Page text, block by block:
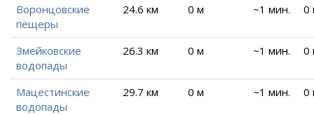
Воронцовские
пещеры
24.6 км 0 м ~1 мин. 0
Змейковские
водопады
26.3 км 0 м ~1 мин. 0
Мацестинские
водопады
29.7 км 0 м ~1 мин. 0